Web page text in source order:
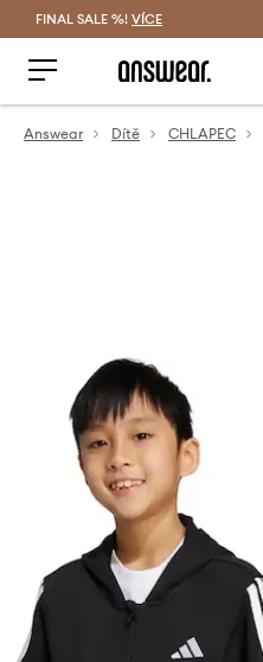
FINAL SALE %! VÍCE
Answear Dítě CHLAPEC